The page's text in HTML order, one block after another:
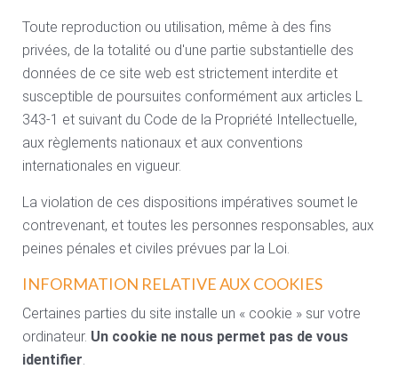
Toute reproduction ou utilisation, même à des fins
privées, de la totalité ou d'une partie substantielle des
données de ce site web est strictement interdite et
susceptible de poursuites conformément aux articles L
343-1 et suivant du Code de la Propriété Intellectuelle,
aux règlements nationaux et aux conventions
internationales en vigueur.
La violation de ces dispositions impératives soumet le
contrevenant, et toutes les personnes responsables, aux
peines pénales et civiles prévues par la Loi.
INFORMATION RELATIVE AUX COOKIES
Certaines parties du site installe un « cookie » sur votre
ordinateur. Un cookie ne nous permet pas de vous
identifier.